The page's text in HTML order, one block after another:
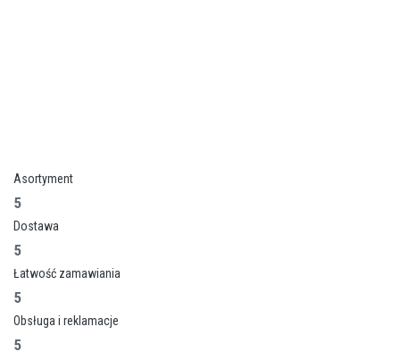
Asortyment
5
Dostawa
5
Łatwość zamawiania
5
Obsługa i reklamacje
5